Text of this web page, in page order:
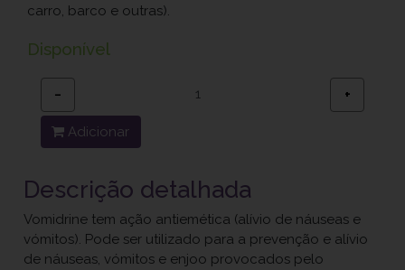
carro, barco e outras).
Disponível
− +
Adicionar
Descrição detalhada
Vomidrine tem ação antiemética (alívio de náuseas e
vómitos). Pode ser utilizado para a prevenção e alívio
de náuseas, vómitos e enjoo provocados pelo